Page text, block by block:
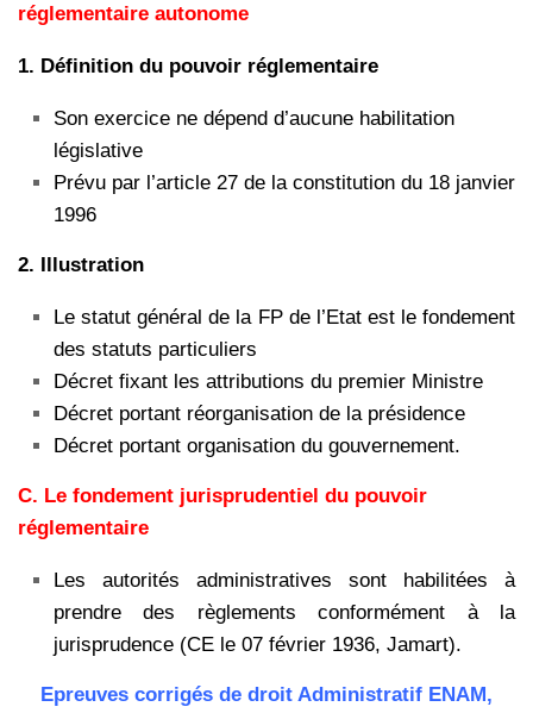
réglementaire autonome
1. Définition du pouvoir réglementaire
Son exercice ne dépend d’aucune habilitation
législative
Prévu par l’article 27 de la constitution du 18 janvier
1996
2. Illustration
Le statut général de la FP de l’Etat est le fondement
des statuts particuliers
Décret fixant les attributions du premier Ministre
Décret portant réorganisation de la présidence
Décret portant organisation du gouvernement.
C. Le fondement jurisprudentiel du pouvoir
réglementaire
Les autorités administratives sont habilitées à
prendre des règlements conformément à la
jurisprudence (CE le 07 février 1936, Jamart).
Epreuves corrigés de droit Administratif ENAM,